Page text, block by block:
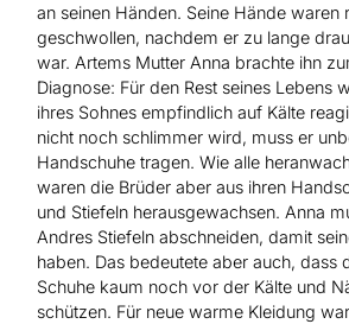
an seinen Händen. Seine Hände
geschwollen, nachdem er zu lange
war. Artems Mutter Anna brachte ihn
Diagnose: Für den Rest seines Lebens
ihres Sohnes empfindlich auf Kälte
nicht noch schlimmer wird, muss er
Handschuhe tragen. Wie alle
waren die Brüder aber aus ihren
und Stiefeln herausgewachsen. Anna
Andres Stiefeln abschneiden, damit
haben. Das bedeutete aber auch, dass
Schuhe kaum noch vor der Kälte und
schützen. Für neue warme Kleidung